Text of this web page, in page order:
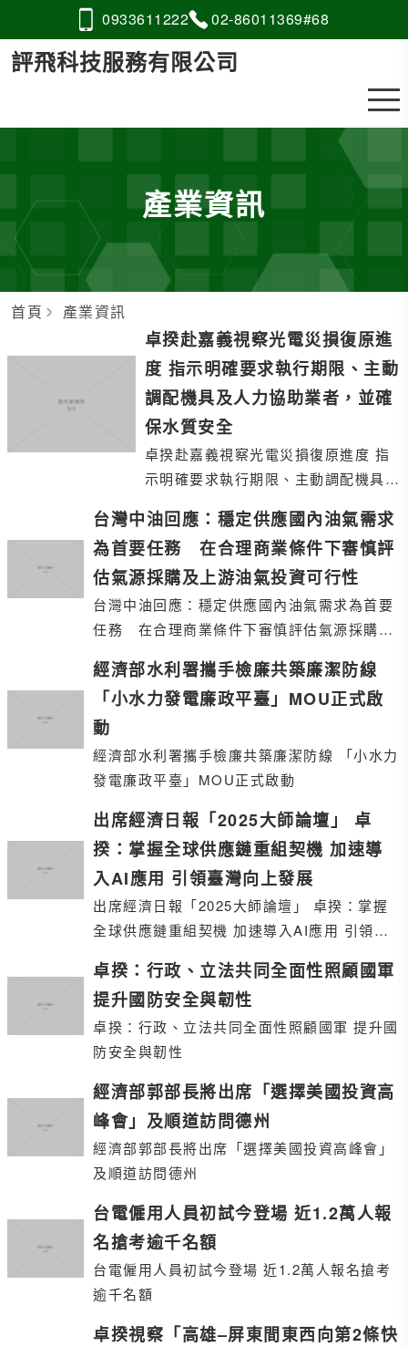
0933611222 02-8601 1369#68
評飛科技服務有限公司
產業資訊
首頁 產業資訊
卓揆赴嘉義視察光電災損復原進
度 指示明確要求執行期限、主動
調配機具及人力協助業者，並確
保水質安全
卓揆赴嘉義視察光電災損復原進度 指
示明確要求執行期限、主動調配機具及
台灣中油回應：穩定供應國內油氣需求
為首要任務 在合理商業條件下審慎評
估氣源採購及上游油氣投資可行性
台灣中油回應：穩定供應國內油氣需求為首要
任務 在合理商業條件下審慎評估氣源採購及
經濟部水利署攜手檢廉共築廉潔防線
「小水力發電廉政平臺」MOU正式啟
動
經濟部水利署攜手檢廉共築廉潔防線 「小水力
發電廉政平臺」MOU正式啟動
出席經濟日報「2025大師論壇」 卓
揆：掌握全球供應鏈重組契機 加速導
入AI應用 引領臺灣向上發展
出席經濟日報「2025大師論壇」 卓揆：掌握
全球供應鏈重組契機 加速導入AI應用 引領臺
卓揆：行政、立法共同全面性照顧國軍
提升國防安全與韌性
卓揆：行政、立法共同全面性照顧國軍 提升國
防安全與韌性
經濟部郭部長將出席「選擇美國投資高
峰會」及順道訪問德州
經濟部郭部長將出席「選擇美國投資高峰會」
及順道訪問德州
台電僱用人員初試今登場 近1.2萬人報
名搶考逾千名額
台電僱用人員初試今登場 近1.2萬人報名搶考
逾千名額
卓揆視察「高雄–屏東間東西向第2條快